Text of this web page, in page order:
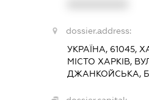
dossier.address:
УКРАЇНА, 61045,
МІСТО ХАРКІВ,
ДЖАНКОЙСЬКА,